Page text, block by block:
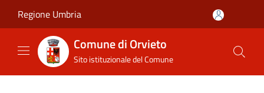
Regione Umbria
Comune di Orvieto
Sito istituzionale del Comune